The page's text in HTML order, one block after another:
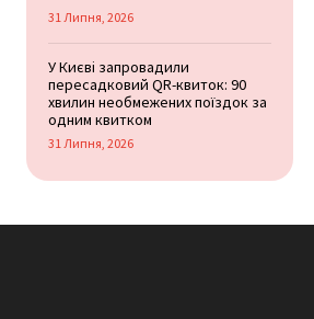
31 Липня, 2026
У Києві запровадили
пересадковий QR-квиток: 90
хвилин необмежених поїздок за
одним квитком
31 Липня, 2026